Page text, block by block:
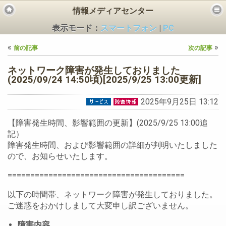
情報メディアセンター
表示モード： スマートフォン
PC
« 前の記事 次の記事 »
ネットワーク障害が発生しておりました
(2025/09/24 14:50頃)[2025/9/25 13:00更新]
2025年9月25日 13:12
【障害発生時間、影響範囲の更新】(2025/9/25 13:00追
記）
障害発生時間、および影響範囲の詳細が判明いたしました
ので、お知らせいたします。
=======================================
以下の時間帯、ネットワーク障害が発生しておりました。
ご迷惑をおかけしまして大変申し訳ございません。